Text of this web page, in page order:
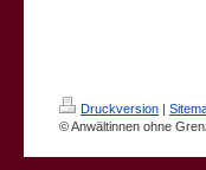
Druckversion |
© Anwältinnen ohne